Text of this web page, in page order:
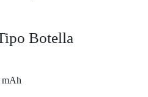
Botella
mAh